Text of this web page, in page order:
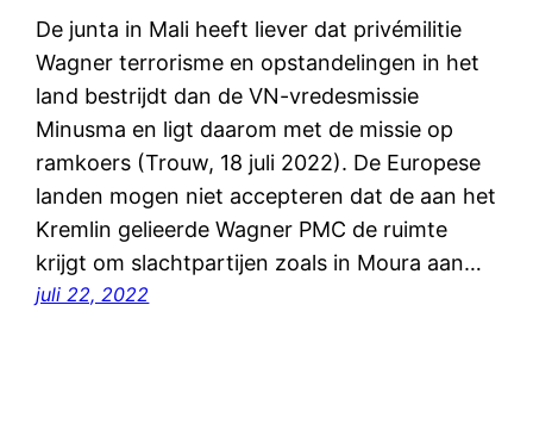
De junta in Mali heeft liever dat privémilitie
Wagner terrorisme en opstandelingen in het
land bestrijdt dan de VN-vredesmissie
Minusma en ligt daarom met de missie op
ramkoers (Trouw, 18 juli 2022). De Europese
landen mogen niet accepteren dat de aan het
Kremlin gelieerde Wagner PMC de ruimte
krijgt om slachtpartijen zoals in Moura aan…
juli 22, 2022